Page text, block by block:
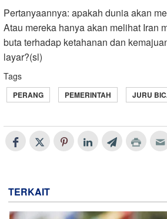
Pertanyaannya: apakah dunia akan
Atau mereka hanya akan melihat Iran
buta terhadap ketahanan dan
layar?(sl)
Tags
PERANG PEMERINTAH JURU
TERKAIT